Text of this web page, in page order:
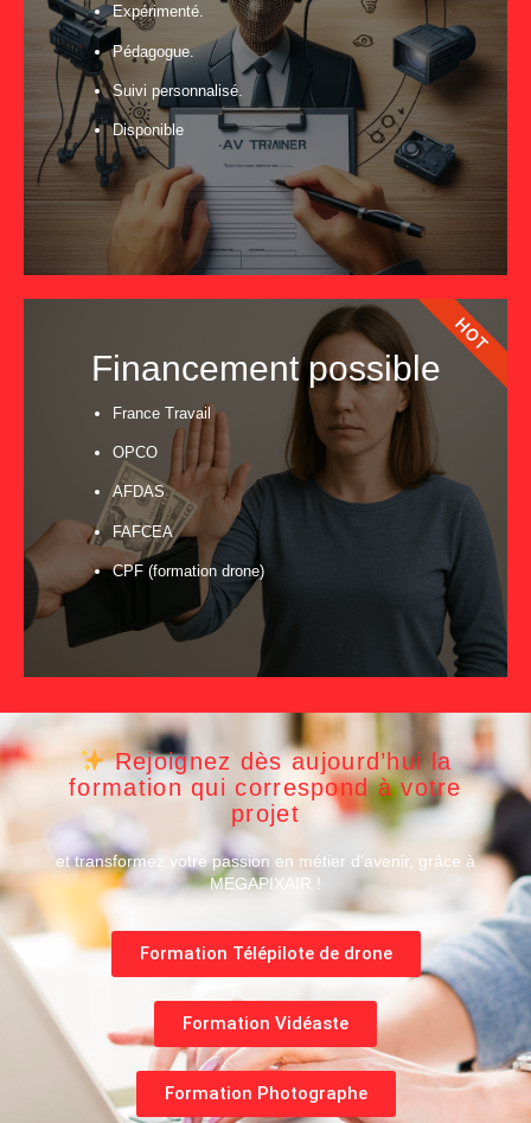
Expérimenté.
Pédagogue.
Suivi personnalisé.
Disponible
Financement possible
France Travail
OPCO
AFDAS
FAFCEA
CPF (formation drone)
HOT
Rejoignez dès aujourd’hui la
formation qui correspond à votre
projet
et transformez votre passion en métier d’avenir, grâce à
MEGAPIXAIR !
Formation Télépilote de drone
Formation Vidéaste
Formation Photographe